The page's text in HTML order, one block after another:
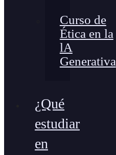
Curso de
Ética en la
lA
Generativa
¿Qué
estudiar
en